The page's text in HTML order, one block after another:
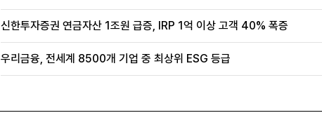
신한투자증권 연금자산 1조원 급증, IRP 1억 이상 고객 40% 폭증
우리금융, 전세계 8500개 기업 중 최상위 ESG 등급